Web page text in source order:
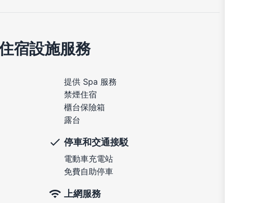
宿設施服務
提供 Spa 服務
禁煙住宿
櫃台保險箱
露台
停車和交通接駁
電動車充電站
免費自助停車
上網服務